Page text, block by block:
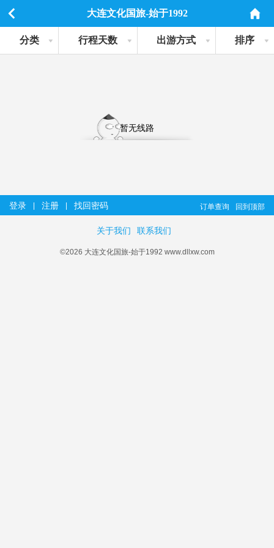
大连文化国旅-始于1992
分类 行程天数 出游方式 排序
暂无线路
登录 注册 找回密码 回到顶部
订单查询
关于我们 联系我们
©2026 大连文化国旅-始于1992 www.dllxw.com